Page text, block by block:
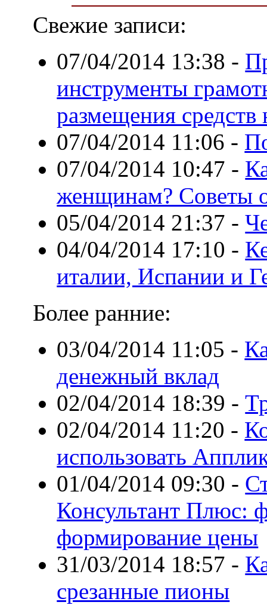
Свежие записи:
07/04/2014 13:38 -
инструменты
размещения средств
07/04/2014 11:06 -
07/04/2014 10:47 -
женщинам? Советы
05/04/2014 21:37 -
04/04/2014 17:10 -
италии, Испании и
Более ранние:
03/04/2014 11:05 -
денежный вклад
02/04/2014 18:39 -
02/04/2014 11:20 -
использовать
01/04/2014 09:30 -
Консультант Плюс:
формирование цены
31/03/2014 18:57 -
срезанные пионы